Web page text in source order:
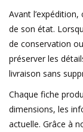
Avant
de son état.
de conservation
préserver les
livraison sans
Chaque fiche
dimensions, les
actuelle. Grâce à